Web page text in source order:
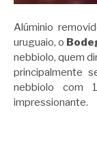
Alúminio
uruguaio, o
nebbiolo, quem
principalmente
nebbiolo com
impressionante.